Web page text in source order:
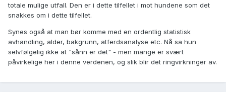
totale mulige utfall. Den er i dette tilfellet i mot hundene som det
snakkes om i dette tilfellet.
Synes også at man bør komme med en ordentlig statistisk
avhandling, alder, bakgrunn, atferdsanalyse etc. Nå sa hun
selvfølgelig ikke at "sånn er det" - men mange er svært
påvirkelige her i denne verdenen, og slik blir det ringvirkninger av.